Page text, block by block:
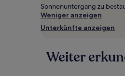
gefunden
wurde.
Preise
und
sich
ändern.
Sonnenuntergang zu
Weniger anzeigen
Unterkünfte anzeigen
Weiter